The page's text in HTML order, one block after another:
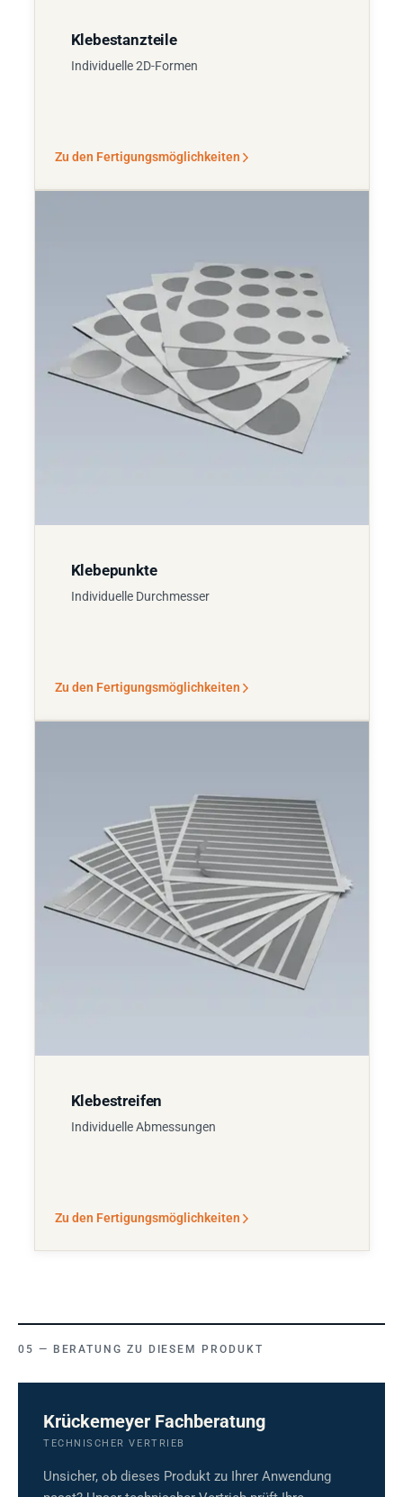
Klebestanzteile
Individuelle 2D-Formen
Zu den Fertigungsmöglichkeiten
Klebepunkte
Individuelle Durchmesser
Zu den Fertigungsmöglichkeiten
Klebestreifen
Individuelle Abmessungen
Zu den Fertigungsmöglichkeiten
BERATUNG ZU DIESEM PRODUKT
Krückemeyer Fachberatung
TECHNISCHER VERTRIEB
Unsicher, ob dieses Produkt zu Ihrer Anwendung